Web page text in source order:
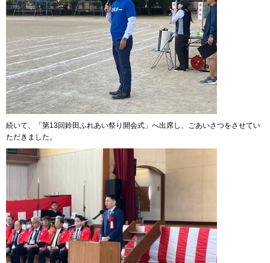
続いて、「第13回鈴田ふれあい祭り開会式」へ出席し、ごあいさつをさせてい
ただきました。